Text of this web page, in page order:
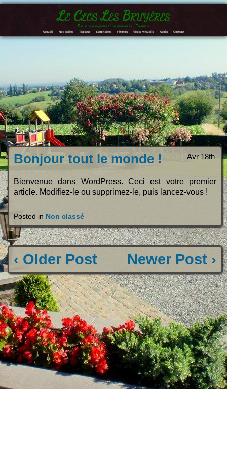
Le Clos Les Bruyères
Salle de banquets et de séminaires – Traiteur
Accueil Nos salles Traiteur Séminaires Photos Visite virtuelle Accès Contact
Avr 18th
Bonjour tout le monde !
Bienvenue dans WordPress. Ceci est votre premier
article. Modifiez-le ou supprimez-le, puis lancez-vous !
Posted in Non classé
‹ Older Post Newer Post ›